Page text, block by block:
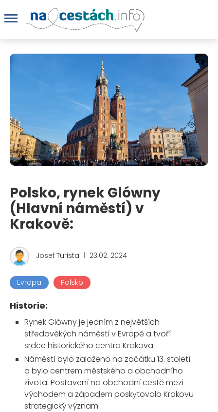
Polsko, rynek Glówny
(Hlavní náměstí) v
Krakově:
Josef Turista 23.02. 2024
Evropa Polsko
Historie:
Rynek Glówny je jedním z největších
středověkých náměstí v Evropě a tvoří
srdce historického centra Krakova.
Náměstí bylo založeno na začátku 13. století
a bylo centrem městského a obchodního
života. Postavení na obchodní cestě mezi
východem a západem poskytovalo Krakovu
strategický význam.